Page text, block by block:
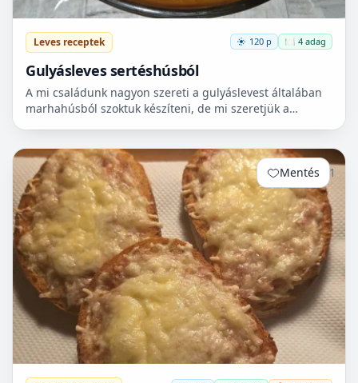
Leves receptek 120 p 🍽️ 4 adag
Gulyásleves sertéshúsból
A mi családunk nagyon szereti a gulyáslevest általában
marhahúsból szoktuk készíteni, de mi szeretjük a
Mentés 1